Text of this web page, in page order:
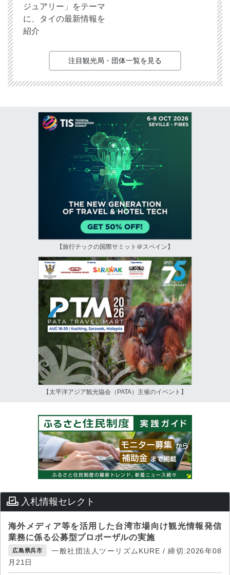
ジュアリー」をテーマ
に、タイの最新情報を
紹介
注目観光局・団体一覧を見る
【旅行テックの国際サミット＠スペイン】
【太平洋アジア観光協会（PATA）主催のイベント】
入札情報セレクト
海外メディア等を活用した台湾市場向け観光情報発信
業務に係る公募型プロポーザルの実施
広島県呉市
一般社団法人ツーリズムKURE / 締切:2026年08
月21日